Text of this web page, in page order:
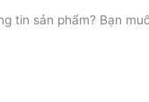
g
r
r
e
tin sản phẩm? Bạn